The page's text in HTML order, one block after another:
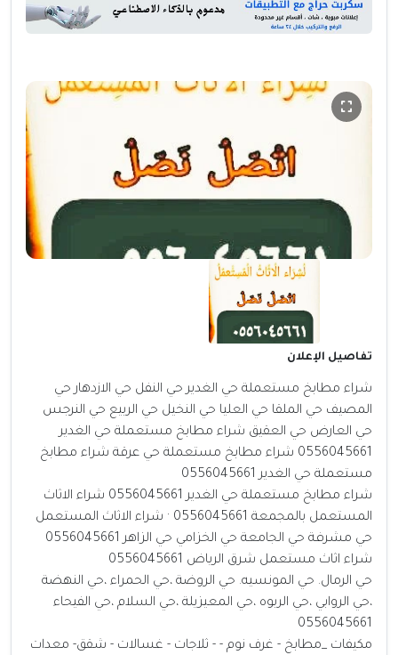
تفاصيل الإعلان
شراء مطابخ مستعملة حي الغدير حي النفل حي الازدهار حي
المصيف حي الملقا حي العليا حي النخيل حي الربيع حي النرجس
حي العارض حي العقيق شراء مطابخ مستعملة حي الغدير
0556045661 شراء مطابخ مستعملة حي عرقة شراء مطابخ
مستعملة حي الغدير 0556045661
شراء مطابخ مستعملة حي الغدير 0556045661 شراء الاثاث
المستعمل بالمجمعة 0556045661 · شراء الاثاث المستعمل
حي مشرفة حي الجامعة حي الخزامي حي الزاهر 0556045661
شراء اثاث مستعمل شرق الرياض 0556045661
حي الرمال. حي المونسيه. حي الروضة ،حي الحمراء ،حي النهضة
،حي الروابي ،حي الربوه ،حي المعيزيلة ،حي السلام ،حي الفيحاء
0556045661
مكيفات _مطابخ - غرف نوم - - ثلاجات - غسالات - شقق- معدات